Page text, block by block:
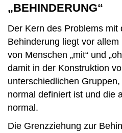
„BEHINDERUNG“
Der Kern des Problems mit
Behinderung liegt vor
von Menschen „mit“ und
damit in der Konstruktion
unterschiedlichen
normal definiert ist und die
normal.
Die Grenzziehung zur